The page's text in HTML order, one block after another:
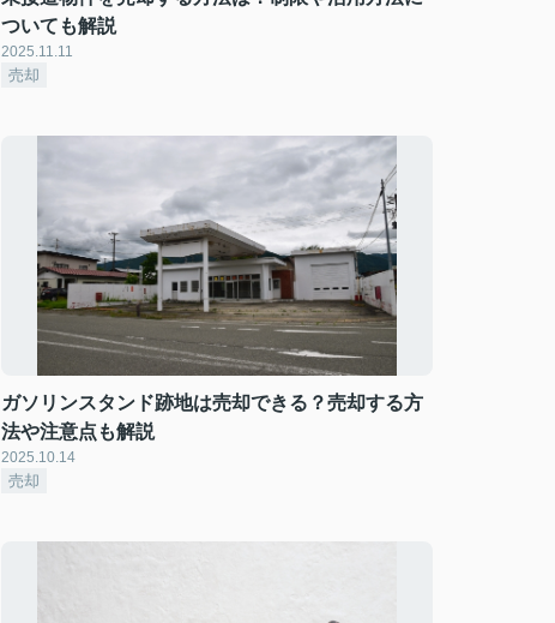
ついても解説
2025.11.11
売却
ガソリンスタンド跡地は売却できる？売却する方
法や注意点も解説
2025.10.14
売却